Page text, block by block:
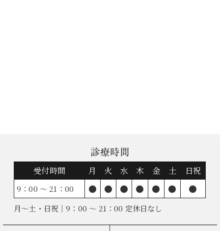
診療時間
受付時間 月 火 水 木 金 土 日祝
9：00 ～ 21：00 ● ● ● ● ● ● ●
月～土・日祝｜9：00 ～ 21：00 定休日なし